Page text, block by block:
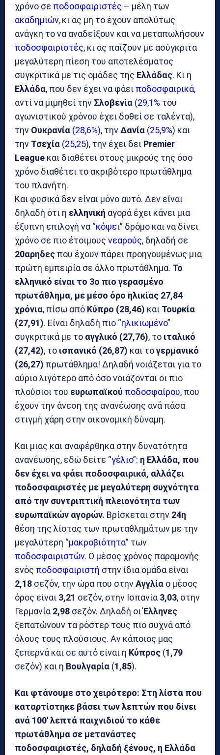
χρόνο σε ποδοσφαιριστές – μέλη των
ακαδημιών, κι ας μη το έχουν απολύτως
ανάγκη το να αναδείξουν και να μεταπωλήσουν
ποδοσφαιριστές, κι ας παίζουν με ασύγκριτα
μεγαλύτερη πίεση του αποτελέσματος
συγκριτικά με τις ομάδες της Ελλάδας. Κι η
Ελλάδα, που δεν έχει να φάει ποδοσφαιρικά,
αντί να μιμηθεί την Σλοβενία (29,1% του
αγωνιστικού χρόνου έχει δοθεί σε ταλέντα),
την Ουκρανία (28,6%), τηνΔανία (25,9%) και
την Τσεχία (25,25), την έχει δει Premier
League και διαθέτει στους μικρούς της όσο
χρόνο διαθέτει το ακριβότερο πρωτάθλημα
του πλανήτη.
Και φυσικά δεν είναι μόνο αυτό. Δεν είναι
δηλαδή ότι η ελληνική αγορά έχει κάνει μια
έξυπνη επιλογή να “κόψει” δρόμο και να δίνει
χρόνο σε πιο έτοιμους νεαρούς, δηλαδή σε
20αρηδες που έχουν πάρει προηγουμένως μια
πρώτη εμπειρία σε άλλο πρωτάθλημα. Το
ελληνικό είναι το 3ο πιο γερασμένο
πρωτάθλημα, με μέσο όρο ηλικίας 27,84
χρόνια, πίσω από Κύπρο (28,46) και Τουρκία
(27,91). Είναι δηλαδή πιο “ηλικιωμένο”
συγκριτικά με το αγγλικό (27,76), το ιταλικό
(27,42), το ισπανικό (26,87) και τογερμανικό
(26,27) πρωτάθλημα! Δηλαδή νοιάζεται για το
αύριο λιγότερο από όσο νοιάζονται οι πιο
πλούσιοι του ευρωπαϊκού ποδοσφαίρου, που
έχουν την άνεση της ανανέωσης ανά πάσα
στιγμή χάρη στην οικονομική δύναμη.
Και μιας και αναφέρθηκα στην δυνατότητα
ανανέωσης, εδώ δείτε “γέλιο”: η Ελλάδα, που
δεν έχει να φάει ποδοσφαιρικά, αλλάζει
ποδοσφαιριστές με μεγαλύτερη συχνότητα
από την συντριπτική πλειονότητα των
ευρωπαϊκών αγορών. Βρίσκεται στην 24η
θέση της λίστας των πρωταθλημάτων με την
μεγαλύτερη “μακροβιότητα” των
ποδοσφαιριστών. Ο μέσος χρόνος παραμονής
ενός ποδοσφαιριστή στην ίδια ομάδα είναι
2,18 σεζόν, την ώρα που στηνΑγγλία ο μέσος
όρος είναι 3,21 σεζόν, στην Ισπανία 3,03, στην
Γερμανία 2,98 σεζόν. Δηλαδή οιΈλληνες
ξεπατώνουν τα ρόστερ τους πιο συχνά από
όλους τους πλούσιους. Αν κάποιος μας
ξεπερνά και σε αυτό είναι η Κύπρος (1,79
σεζόν) και η Βουλγαρία (1,85).
Και φτάνουμε στο χειρότερο: Στη λίστα που
καταρτίστηκε βάσει των λεπτών που δίνει
ανά 100′ λεπτά παιχνιδιού το κάθε
πρωτάθλημα σε μετανάστες
ποδοσφαιριστές, δηλαδή ξένους, η Ελλάδα